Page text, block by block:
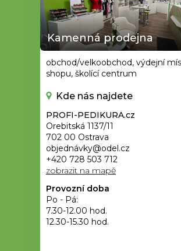
Kamenná prodejna
obchod/velkoobchod, výdejní
shopu, školící centrum
Kde nás najdete
PROFI-PEDIKURA.cz
Orebitská 1137/11
702 00 Ostrava
objednávky@odel.cz
+420 728 503 712
zobrazit na mapě
Provozní doba
Po - Pá:
7.30-12.00 hod.
12.30-15.30 hod.